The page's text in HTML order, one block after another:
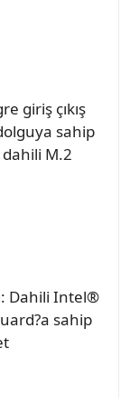
giriş çıkış
sahip
M.2
Dahili Intel®
sahip